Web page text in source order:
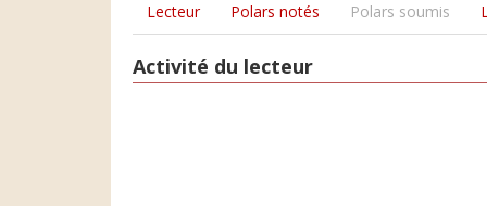
Lecteur Polars notés Polars soumis
Activité du lecteur